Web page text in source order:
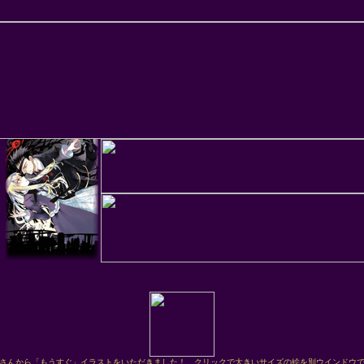
んから「もうすぐ」イラストをいただきました！ クリックで大きいサイズの絵を別ウインドウで